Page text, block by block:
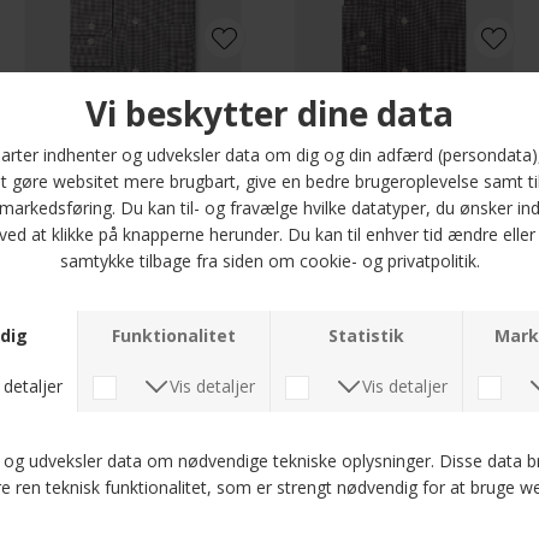
Seidensticker - 852007 24 | Regular Fit Skjorte Brown
DKK 500,-
DKK 500,-
DKK 500,-
DKK 800,-